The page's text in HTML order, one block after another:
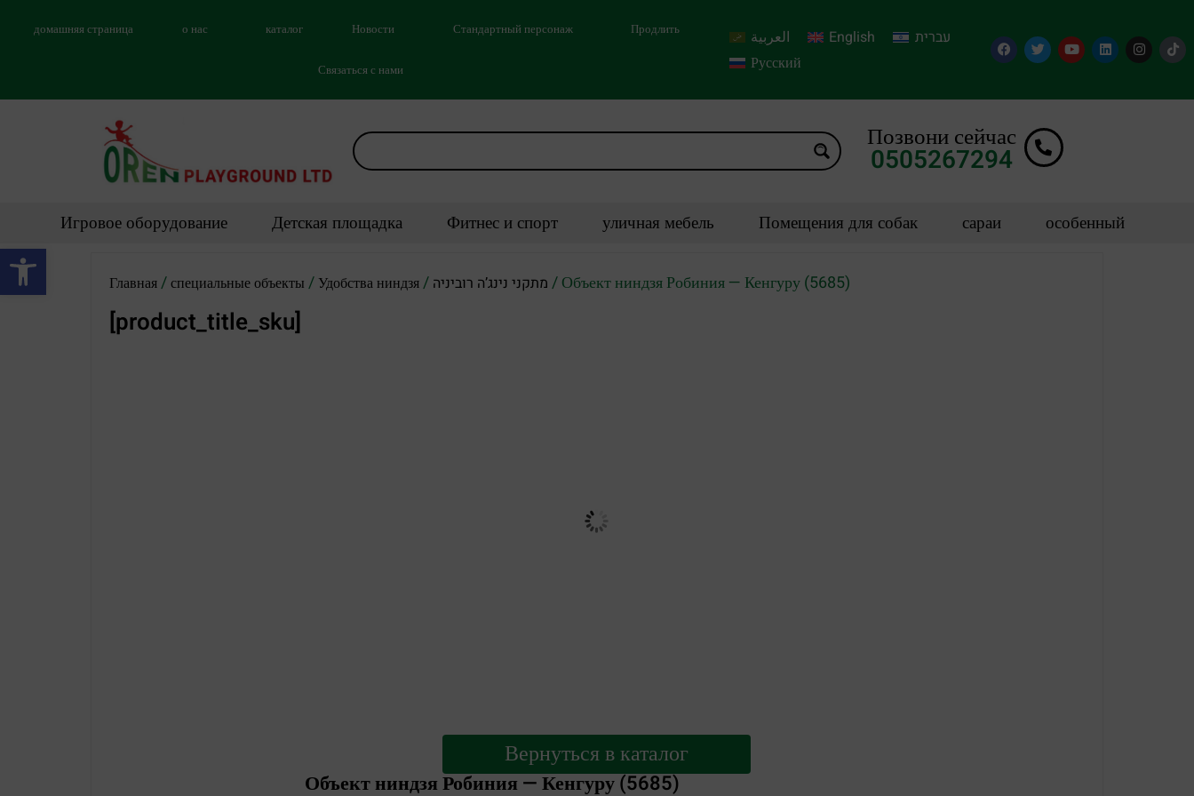
Открыть панель инструментов
домашняя страница о нас каталог Новости Стандартный персонаж Продлить
Связаться с нами
العربية English
עברית
Русский
Позвони сейчас
0505267294
Игровое оборудование Детская площадка Фитнес и спорт уличная мебель Помещения для собак сараи особенный
Главная/специальные объекты / Удобства ниндзя/ מתקני נינג’ה רוביניה / Объект ниндзя Робиния — Кенгуру (5685)
[product_title_sku]
Вернуться в каталог
Объект ниндзя Робиния — Кенгуру (5685)